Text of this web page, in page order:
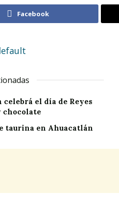
Facebook
celebrá el día de Reyes
chocolate
taurina en Ahuacatlán